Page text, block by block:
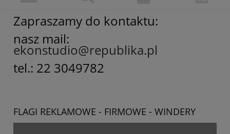
Zapraszamy do kontaktu:
nasz mail:
ekonstudio@republika.pl
tel.: 22 3049782
FLAGI REKLAMOWE - FIRMOWE - WINDERY